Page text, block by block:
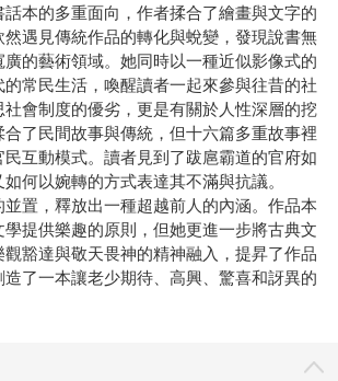
本的多重面向，作者揉合了繪畫與文字的
遇見傳統作品的轉化與蛻變，發現說書無
的藝術領域。她同時以一種近似影像式的
常民生活，喚醒讀者一起來參與往昔的社
會制度的優劣，更是有關於人性深層的挖
了民間故事與傳統，但十六篇多重故事裡
互動模式。讀者見到了跋扈霸道的官府如
何以婉轉的方式表達其不滿與抗議。
置，釋放出一種超越前人的內涵。作品本
提供樂趣的原則，但她更進一步將古典文
豁達與敬天畏神的精神融入，提昇了作品
了一本讓老少期待、高興、驚喜和訝異的